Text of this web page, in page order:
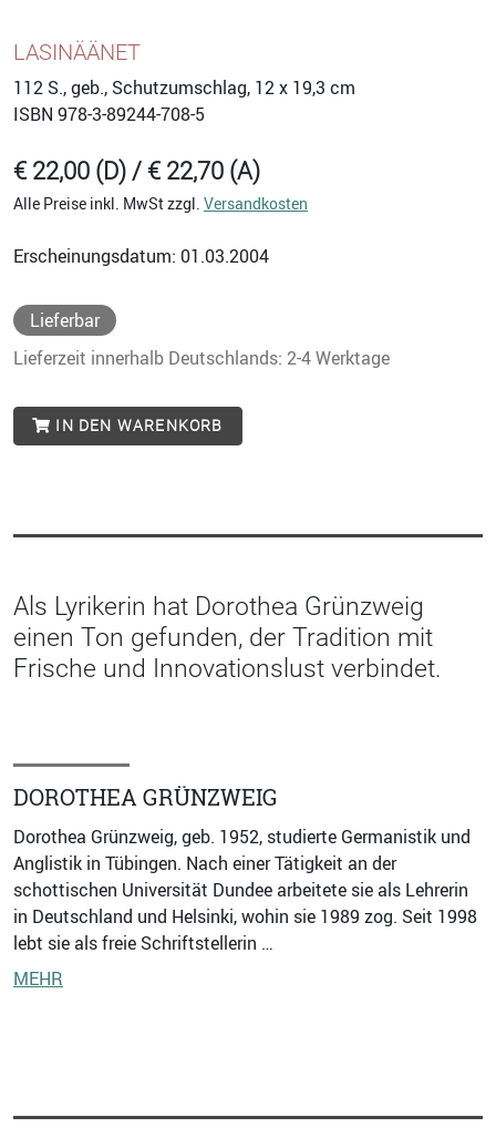
LASINÄÄNET
112 S., geb., Schutzumschlag, 12 x 19,3 cm
ISBN 978-3-89244-708-5
€ 22,00 (D) / € 22,70 (A)
Alle Preise inkl. MwSt zzgl. Versandkosten
Erscheinungsdatum: 01.03.2004
Lieferbar
Lieferzeit innerhalb Deutschlands: 2-4 Werktage
IN DEN WARENKORB
Als Lyrikerin hat Dorothea Grünzweig
einen Ton gefunden, der Tradition mit
Frische und Innovationslust verbindet.
DOROTHEA GRÜNZWEIG
Dorothea Grünzweig, geb. 1952, ­studierte Germanistik und
Anglistik in Tübingen. Nach einer Tätigkeit an der
schottischen Universität Dundee arbeitete sie als Lehrerin
in Deutschland und Helsinki, wohin sie 1989 zog. Seit 1998
lebt sie als freie Schriftstellerin …
MEHR